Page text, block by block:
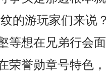
的游玩家们来说
等想在兄弟行会
荣誉勋章号特色